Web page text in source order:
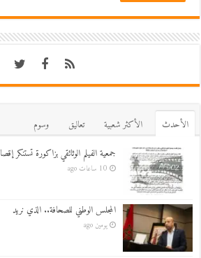
اﻷحدث اﻷكثر شعبية تعاليق
وسوم
جمعية الفيلم الوثائقي بزاكورة تستنكر
10 ساعات ago
المجلس الوطني للصحافة.. الذي نريد
يومين ago